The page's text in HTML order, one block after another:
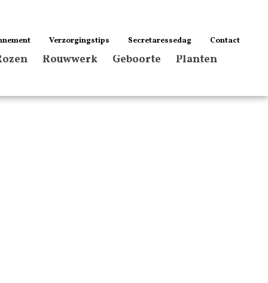
Verzorgingstips Secretaressedag Contact
Rouwwerk Geboorte Planten